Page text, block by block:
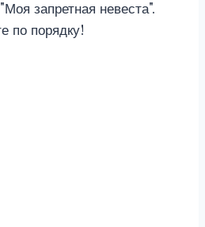
запретная невеста".
по порядку!